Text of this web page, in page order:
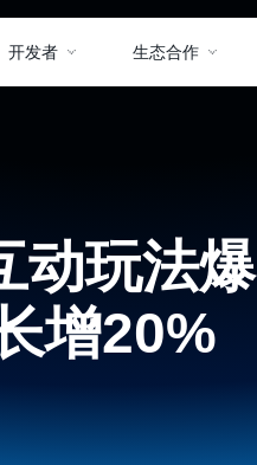
开发者 生态合作
动玩法爆
增20%